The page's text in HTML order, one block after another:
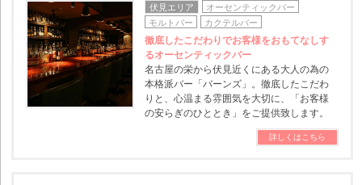
伏見エリア
オーセンティックバー
モルトバー
カクテルバー
徹底したこだわりでお客様をおもてなしす
るオーセンティックバー
名古屋の栄から伏見近くにある大人の為の
本格派バー「バーンズ」。徹底したこだわ
りと、心温まる雰囲気を大切に、「お客様
の安らぎのひととき」をご提供致します。
詳しくはこちら